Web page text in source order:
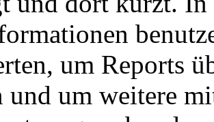
um Reports
und um weitere